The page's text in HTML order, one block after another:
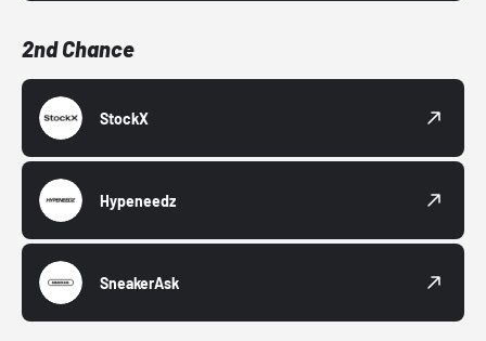
2nd Chance
StockX
Hypeneedz
SneakerAsk